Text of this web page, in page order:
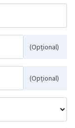
(Opțional)
(Opțional)